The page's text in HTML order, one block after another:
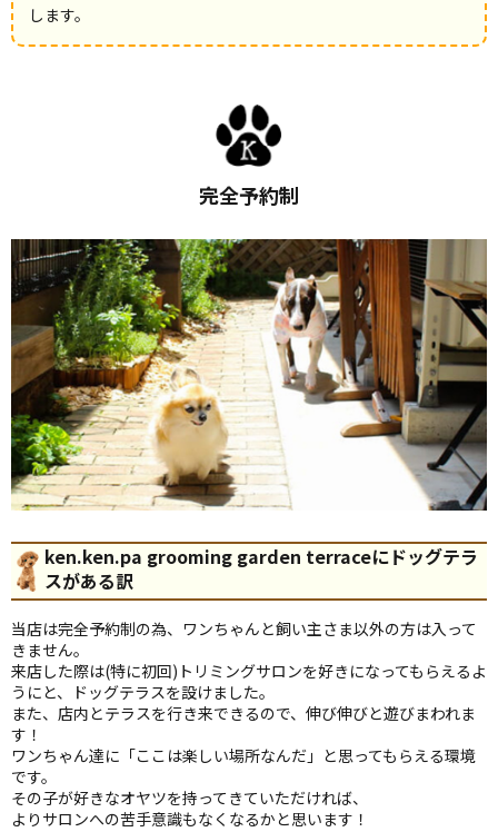
します。
完全予約制
ken.ken.pa grooming garden terraceにドッグテラ
スがある訳
当店は完全予約制の為、ワンちゃんと飼い主さま以外の方は入って
きません。
来店した際は(特に初回)トリミングサロンを好きになってもらえるよ
うにと、ドッグテラスを設けました。
また、店内とテラスを行き来できるので、伸び伸びと遊びまわれま
す！
ワンちゃん達に「ここは楽しい場所なんだ」と思ってもらえる環境
です。
その子が好きなオヤツを持ってきていただければ、
よりサロンへの苦手意識もなくなるかと思います！